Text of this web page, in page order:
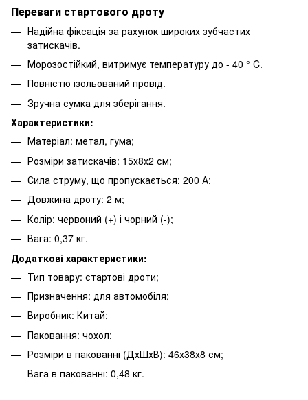
Переваги стартового дроту
Надійна фіксація за рахунок широких зубчастих
затискачів.
Морозостійкий, витримує температуру до - 40 ° C.
Повністю ізольований провід.
Зручна сумка для зберігання.
Характеристики:
Матеріал: метал, гума;
Розміри затискачів: 15х8х2 см;
Сила струму, що пропускається: 200 А;
Довжина дроту: 2 м;
Колір: червоний (+) і чорний (-);
Вага: 0,37 кг.
Додаткові характеристики:
Тип товару: стартові дроти;
Призначення: для автомобіля;
Виробник: Китай;
Паковання: чохол;
Розміри в пакованні (ДхШхВ): 46х38х8 см;
Вага в пакованні: 0,48 кг.